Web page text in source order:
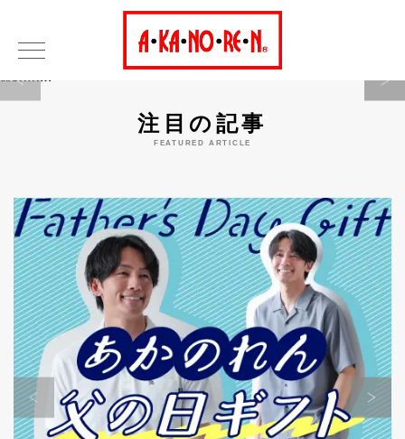
Warning
注目の記事
FEATURED ARTICLE